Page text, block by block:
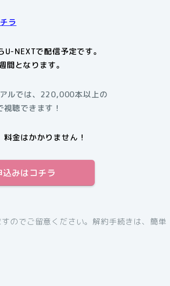
ラ
NEXTで配信予定です。
間となります。
ルでは、220,000本以上の
聴できます！
金はかかりません！
込みはコチラ
のでご留意ください。解約手続きは、簡単